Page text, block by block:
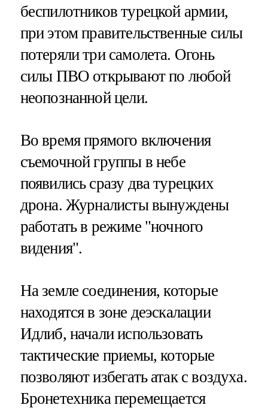
беспилотников турецкой армии,
при этом правительственные силы
потеряли три самолета. Огонь
силы ПВО открывают по любой
неопознанной цели.
Во время прямого включения
съемочной группы в небе
появились сразу два турецких
дрона. Журналисты вынуждены
работать в режиме "ночного
видения".
На земле соединения, которые
находятся в зоне деэскалации
Идлиб, начали использовать
тактические приемы, которые
позволяют избегать атак с воздуха.
Бронетехника перемещается